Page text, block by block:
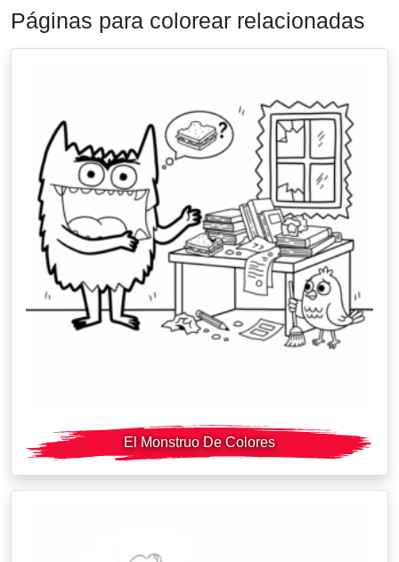
Páginas para colorear relacionadas
El Monstruo De Colores